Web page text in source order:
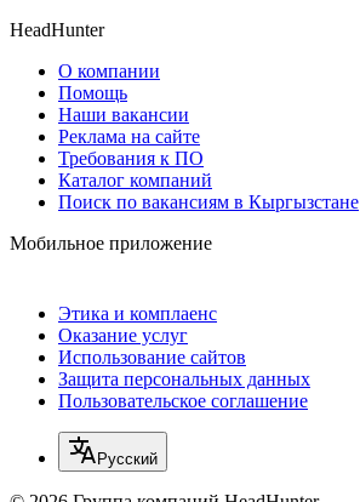
HeadHunter
О компании
Помощь
Наши вакансии
Реклама на сайте
Требования к ПО
Каталог компаний
Поиск по вакансиям в Кыргызстане
Мобильное приложение
Этика и комплаенс
Оказание услуг
Использование сайтов
Защита персональных данных
Пользовательское соглашение
Русский